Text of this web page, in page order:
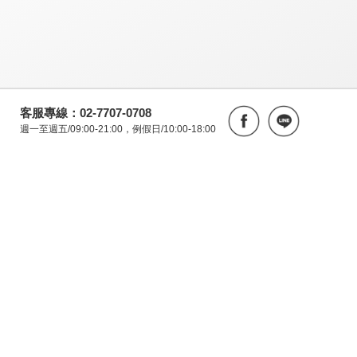
客服專線：02-7707-0708
週一至週五/09:00-21:00，例假日/10:00-18:00